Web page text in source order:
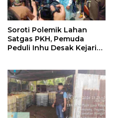
Soroti Polemik Lahan
Satgas PKH, Pemuda
Peduli Inhu Desak Kejari